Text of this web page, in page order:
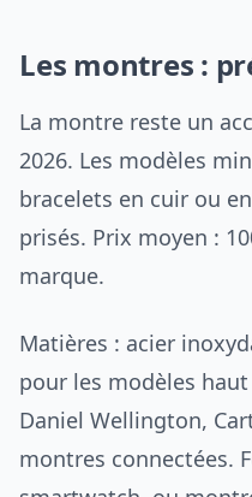
Les montres :
La montre reste un
2026. Les modèles
bracelets en cuir ou
prisés. Prix moyen :
marque.
Matières : acier
pour les modèles
Daniel Wellington,
montres connectées.